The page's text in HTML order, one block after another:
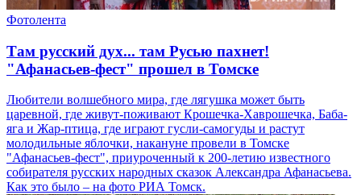
Фотолента
Там русский дух... там Русью пахнет!
"Афанасьев-фест" прошел в Томске
Любители волшебного мира, где лягушка может быть
царевной, где живут-поживают Крошечка-Хаврошечка, Баба-
яга и Жар-птица, где играют гусли-самогуды и растут
молодильные яблочки, накануне провели в Томске
"Афанасьев-фест", приуроченный к 200-летию известного
собирателя русских народных сказок Александра Афанасьева.
Как это было – на фото РИА Томск.